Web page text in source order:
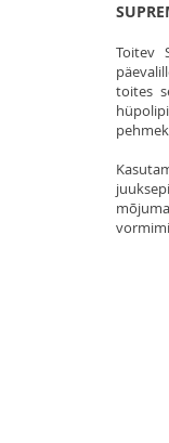
Toitev
toites